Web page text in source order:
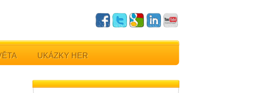
UKÁZKY HER